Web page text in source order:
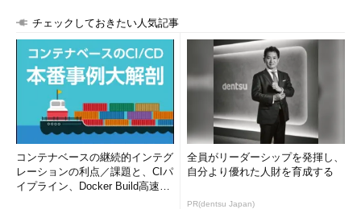
チェックしておきたい人気記事
コンテナベースの継続的インテグ
レーションの利点／課題と、CIパ
イプライン、Docker Build高速化
全員がリーダーシップを発揮し、
自分より優れた人財を育成する
PR(dentsu Japan)